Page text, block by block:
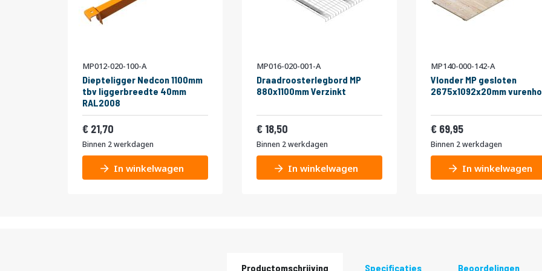
MP012-020-100-A
Diepteligger Nedcon 1100mm
tbv liggerbreedte 40mm
RAL2008
21,70
Binnen 2 werkdagen
In winkelwagen
MP016-020-001-A
Draadroosterlegbord MP
880x1100mm Verzinkt
18,50
Binnen 2 werkdagen
In winkelwagen
MP140-000-142-A
Vlonder MP gesloten
2675x1092x20mm
69,95
Binnen 2 werkdagen
In winkelwagen
Productomschrijving Specificaties Beoordelingen